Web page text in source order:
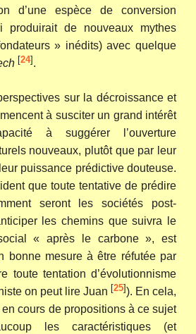
d’une espèce de conversion
produirait de nouveaux mythes
» inédits) avec quelque
[24].
sur la décroissance et
à susciter un grand intérêt
à suggérer l’ouverture
nouveaux, plutôt que par leur
puissance prédictive douteuse.
que toute tentative de prédire
seront les sociétés post-
les chemins que suivra le
« après le carbone », est
bonne mesure à être réfutée par
toute tentation d’évolutionnisme
on peut lire Juan [25]). En cela,
en cours de propositions à ce sujet
les caractéristiques (et